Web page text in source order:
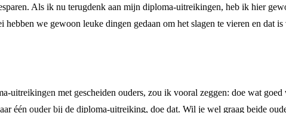
Als ik nu terugdenk aan mijn diploma-uitreikingen, heb ik hier
we gewoon leuke dingen gedaan om het slagen te vieren en dat
uitreikingen met gescheiden ouders, zou ik vooral zeggen: doe wat
één ouder bij de diploma-uitreiking, doe dat. Wil je wel graag beide